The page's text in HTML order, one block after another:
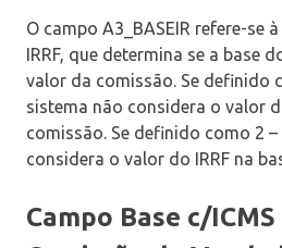
O campo A3_BASEIR refere-se
IRRF, que determina se a base
valor da comissão. Se definido
sistema não considera o valor
comissão. Se definido como 2
considera o valor do IRRF na
Campo Base c/